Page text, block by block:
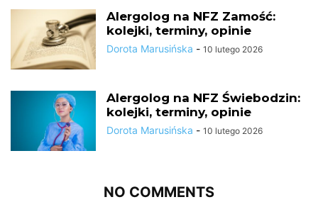
Alergolog na NFZ Zamość:
kolejki, terminy, opinie
Dorota Marusińska - 10 lutego 2026
Alergolog na NFZ Świebodzin:
kolejki, terminy, opinie
Dorota Marusińska - 10 lutego 2026
NO COMMENTS